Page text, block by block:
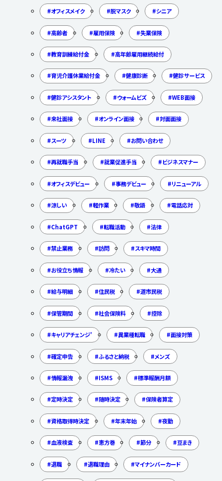
オフィスメイク 脱マスク シニア
高齢者 雇用保険 失業保険
教育訓練給付金 高年齢雇用継続給付
育児介護休業給付金 健康診断 健診サービス
健診アシスタント ウォームビズ WEB面接
来社面接 オンライン面接 対面面接
スーツ LINE お問い合わせ
再就職手当 就業促進手当 ビジネスマナー
オフィスデビュー 事務デビュー リニューアル
涼しい 軽作業 敬語 電話応対
ChatGPT 転職活動 法律
禁止業務 訪問 スキマ時間
お役立ち情報 冷たい 大通
給与明細 住民税 道市民税
保管期間 社会保険料 控除
キャリアチェンジ' 異業種転職 面接対策
確定申告 ふるさと納税 メンズ
情報漏洩 ISMS 標準報酬月額
定時決定 随時決定 保険者算定
資格取得時決定 年末年始 夜勤
血液検査 恵方巻 節分 豆まき
退職 退職理由 マイナンバーカード